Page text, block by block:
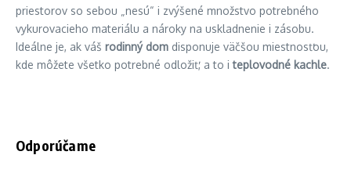
priestorov so sebou „nesú“ i zvýšené množstvo potrebného
vykurovacieho materiálu a nároky na uskladnenie i zásobu.
Ideálne je, ak váš rodinný dom disponuje väčšou miestnosťou,
kde môžete všetko potrebné odložiť, a to iteplovodné kachle.
Odporúčame